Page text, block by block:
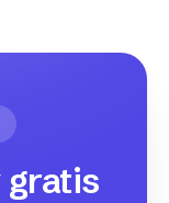
gratis